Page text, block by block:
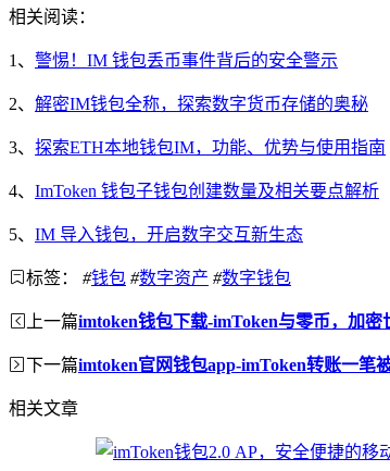
相关阅读：
1、 警惕！IM 钱包丢币事件背后的安全警示
2、 解密IM钱包全称，探索数字货币存储的奥秘
3、 探索ETH本地钱包IM，功能、优势与使用指南
4、 ImToken 钱包子钱包创建数量及相关要点解析
5、 IM 导入钱包，开启数字交互新生态
标签： #钱包 #数字资产 #数字钱包
上一篇imtoken钱包下载-imToken与零币，加密
下一篇imtoken官网钱包app-imToken转账一笔
相关文章